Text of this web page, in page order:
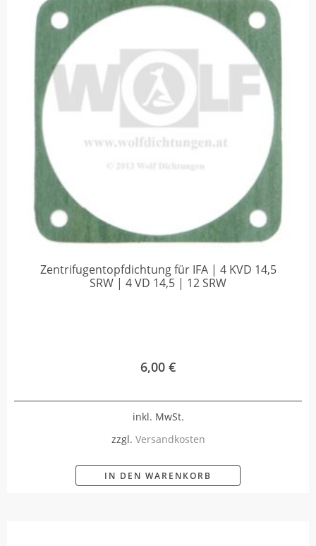
Zentrifugentopfdichtung für IFA | 4 KVD 14,5
SRW | 4 VD 14,5 | 12 SRW
6,00 €
inkl. MwSt.
zzgl. Versandkosten
IN DEN WARENKORB